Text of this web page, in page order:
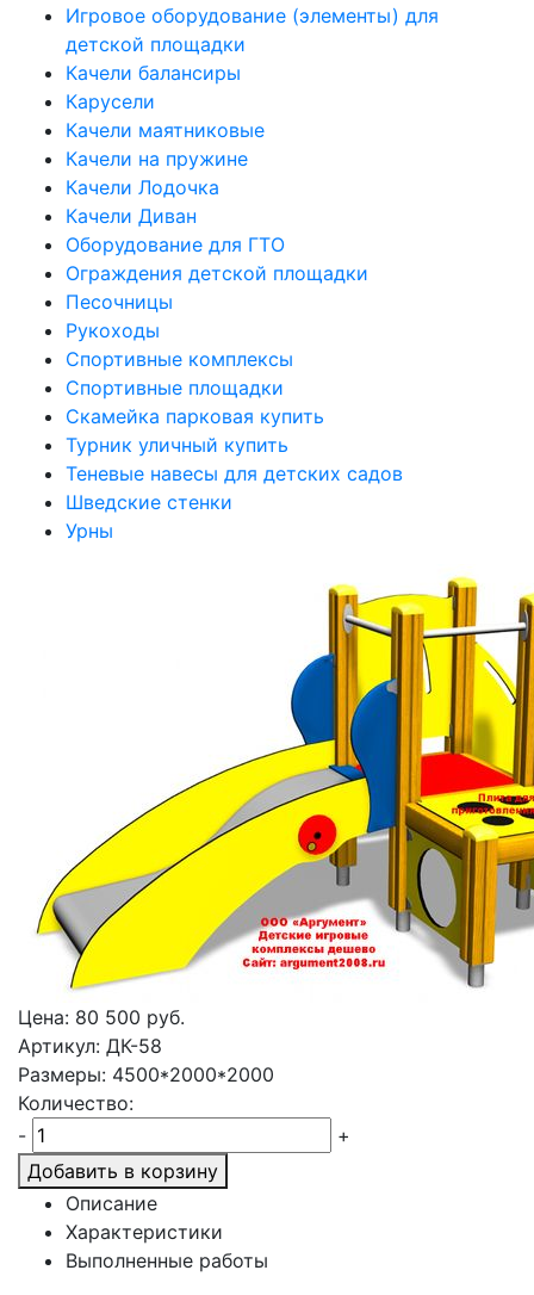
Игровое оборудование (элементы) для
детской площадки
Качели балансиры
Карусели
Качели маятниковые
Качели на пружине
Качели Лодочка
Качели Диван
Оборудование для ГТО
Ограждения детской площадки
Песочницы
Рукоходы
Спортивные комплексы
Спортивные площадки
Скамейка парковая купить
Турник уличный купить
Теневые навесы для детских садов
Шведские стенки
Урны
Цена: 80 500 руб.
Артикул: ДК-58
Размеры: 4500*2000*2000
Количество:
-
+
Добавить в корзину
Описание
Характеристики
Выполненные работы